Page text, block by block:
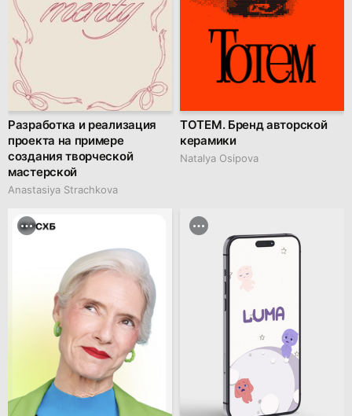
Разработка и реализация
проекта на примере
создания творческой
мастерской
Anastasiya Strachkova
ТОТЕМ. Бренд авторской
керамики
Natalya Osipova